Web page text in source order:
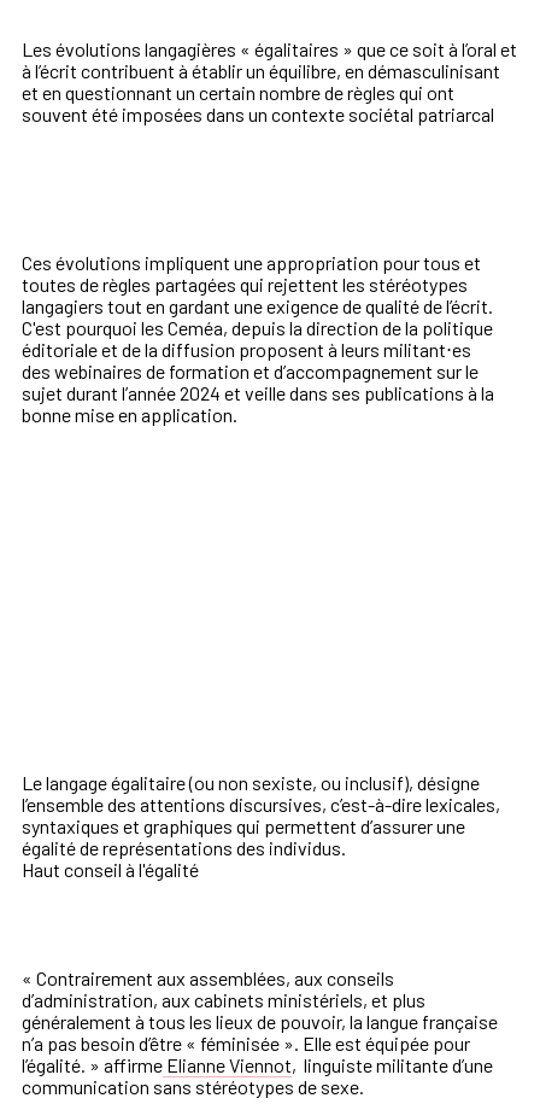
Les évolutions langagières « égalitaires » quece soit à l’oral et
à l’écrit contribuent à établir un équilibre, en démasculinisant
et en questionnant un certain nombre de règles qui ont
souvent été imposées dans un contexte sociétal patriarcal
Ces évolutions impliquent une appropriation pour tous et
toutes de règles partagées qui rejettent les stéréotypes
langagiers tout en gardant une exigence de qualité de l’écrit.
C'est pourquoi les Ceméa, depuis la direction de la politique
éditoriale et de la diffusion proposent à leurs militant⋅es
des webinaires de formation et d’accompagnement sur le
sujet durant l’année 2024 et veille dans ses publications à la
bonne mise en application.
Le langage égalitaire (ou non sexiste, ou inclusif), désigne
l’ensemble des attentions discursives, c’est-à-dire lexicales,
syntaxiques et graphiques qui permettent d’assurer une
égalité de représentations des individus.
Haut conseil à l'égalité
« Contrairement aux assemblées, aux conseils
d’administration, aux cabinets ministériels, et plus
généralement à tous les lieux de pouvoir, la langue française
n’a pas besoin d’être « féminisée ». Elle est équipée pour
l’égalité. » affirme Elianne Viennot, linguiste militanted’une
communication sans stéréotypes de sexe.